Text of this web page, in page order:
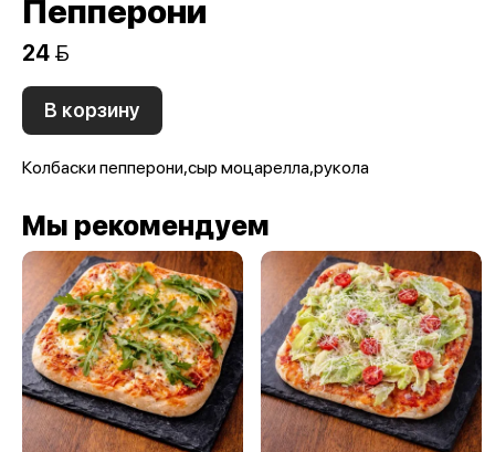
Пепперони
24 
В корзину
Колбаски пепперони,сыр моцарелла,рукола
Мы рекомендуем